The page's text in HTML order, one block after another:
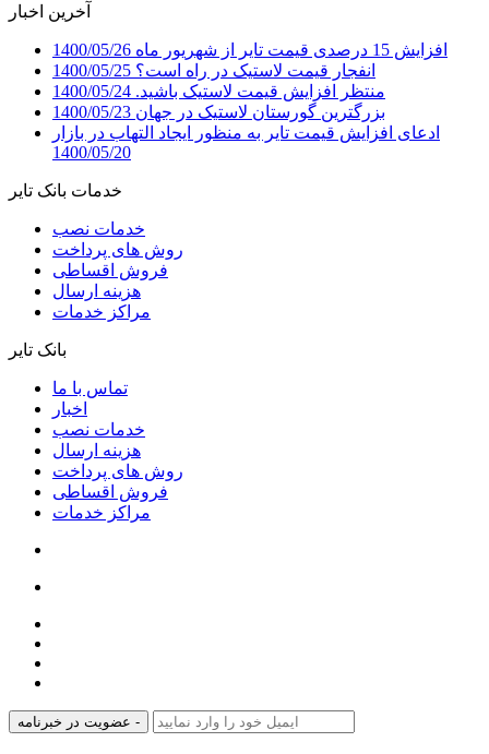
آخرین اخبار
افزایش 15 درصدی قیمت تایر از شهریور ماه
1400/05/26
انفجار قیمت لاستیک در راه است؟ 1400/05/25
منتظر افزایش قیمت لاستیک باشید. 1400/05/24
بزرگترین گورستان لاستیک در جهان 1400/05/23
ادعای افزایش قیمت تایر به منظور ایجاد التهاب در بازار
1400/05/20
خدمات بانک تایر
خدمات نصب
روش های پرداخت
فروش اقساطی
هزینه ارسال
مراکز خدمات
بانک تایر
تماس با ما
اخبار
خدمات نصب
هزینه ارسال
روش های پرداخت
فروش اقساطی
مراکز خدمات
عضویت در خبرنامه -